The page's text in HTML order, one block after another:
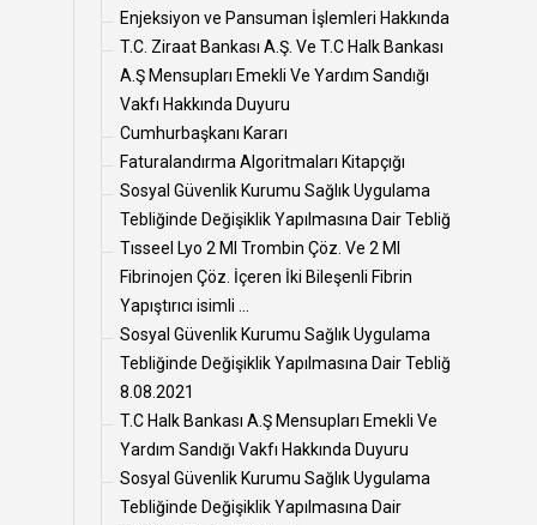
Enjeksiyon ve Pansuman İşlemleri Hakkında
T.C. Ziraat Bankası A.Ş. Ve T.C Halk Bankası
A.Ş Mensupları Emekli Ve Yardım Sandığı
Vakfı Hakkında Duyuru
Cumhurbaşkanı Kararı
Faturalandırma Algoritmaları Kitapçığı
Sosyal Güvenlik Kurumu Sağlık Uygulama
Tebliğinde Değişiklik Yapılmasına Dair Tebliğ
Tısseel Lyo 2 Ml Trombin Çöz. Ve 2 Ml
Fibrinojen Çöz. İçeren İki Bileşenli Fibrin
Yapıştırıcı isimli ...
Sosyal Güvenlik Kurumu Sağlık Uygulama
Tebliğinde Değişiklik Yapılmasına Dair Tebliğ
8.08.2021
T.C Halk Bankası A.Ş Mensupları Emekli Ve
Yardım Sandığı Vakfı Hakkında Duyuru
Sosyal Güvenlik Kurumu Sağlık Uygulama
Tebliğinde Değişiklik Yapılmasına Dair